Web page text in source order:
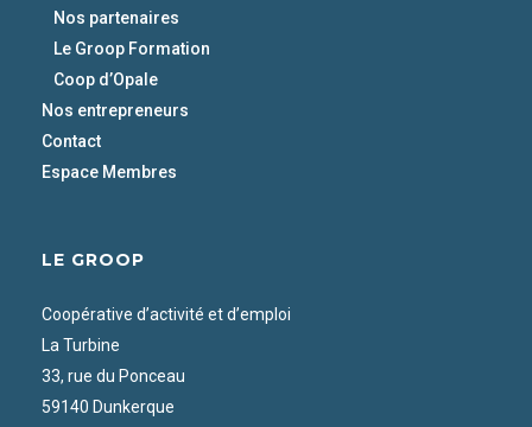
Nos partenaires
Le Groop Formation
Coop d’Opale
Nos entrepreneurs
Contact
Espace Membres
LE GROOP
Coopérative d’activité et d’emploi
La Turbine
33, rue du Ponceau
59140 Dunkerque